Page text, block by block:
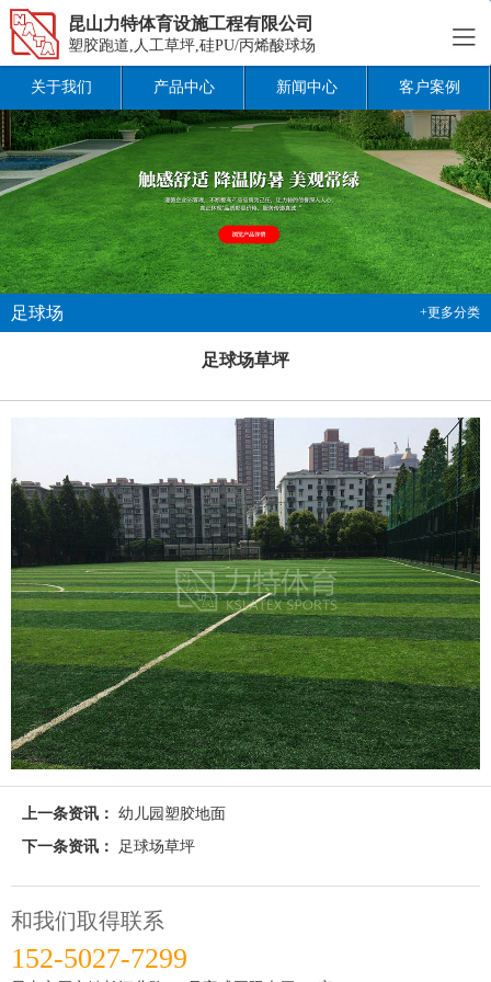
昆山力特体育设施工程有限公司
塑胶跑道,人工草坪,硅PU/丙烯酸球场
关于我们 产品中心 新闻中心 客户案例
足球场 +更多分类
足球场草坪
上一条资讯： 幼儿园塑胶地面
下一条资讯：
足球场草坪
和我们取得联系
152-5027-7299